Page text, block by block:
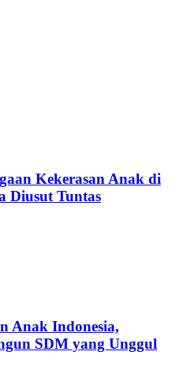
Kekerasan Anak di
Diusut Tuntas
Anak Indonesia,
SDM yang Unggul